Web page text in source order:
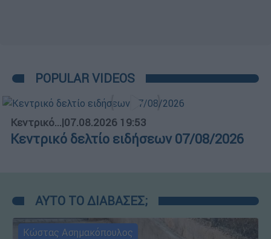
POPULAR VIDEOS
Κεντρικό...|07.08.2026 19:53
Κεντρικό δελτίο ειδήσεων 07/08/2026
ΑΥΤΟ ΤΟ ΔΙΑΒΑΣΕΣ;
Κώστας Ασημακόπουλος